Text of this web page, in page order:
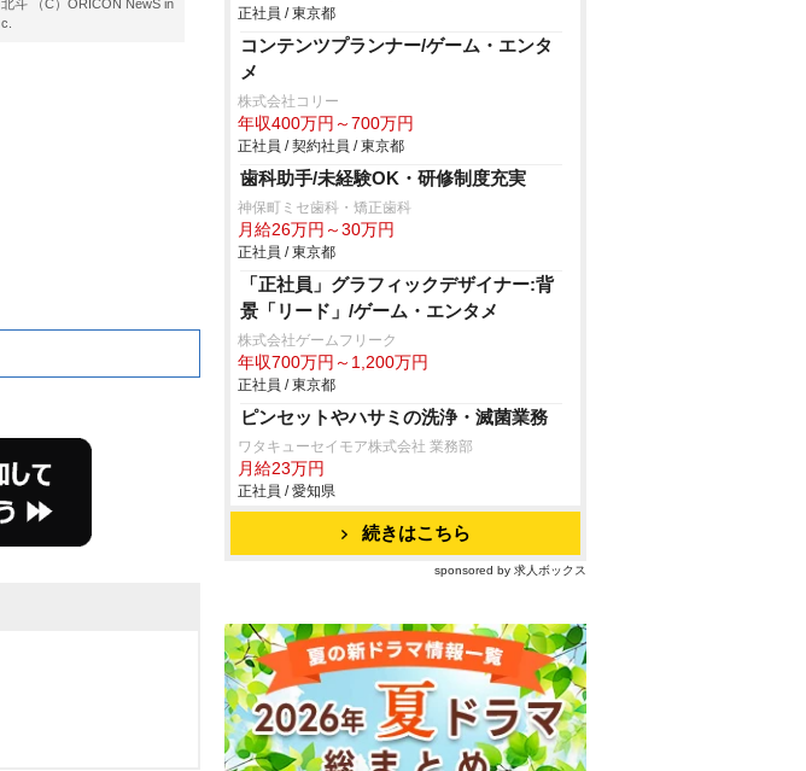
北斗 （C）ORICON NewS in
c.
正社員 / 東京都
コンテンツプランナー/ゲーム・エンタ
メ
株式会社コリー
年収400万円～700万円
正社員 / 契約社員 / 東京都
歯科助手/未経験OK・研修制度充実
神保町ミセ歯科・矯正歯科
月給26万円～30万円
正社員 / 東京都
「正社員」グラフィックデザイナー:背
景「リード」/ゲーム・エンタメ
株式会社ゲームフリーク
年収700万円～1,200万円
正社員 / 東京都
ピンセットやハサミの洗浄・滅菌業務
ワタキューセイモア株式会社 業務部
月給23万円
正社員 / 愛知県
続きはこちら
sponsored by 求人ボックス